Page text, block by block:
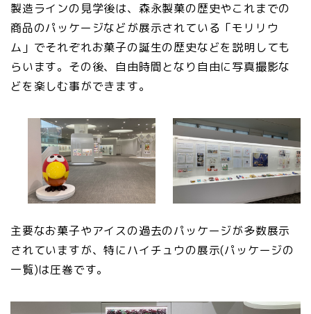
製造ラインの見学後は、森永製菓の歴史やこれまでの
商品のパッケージなどが展示されている「モリリウ
ム」でそれぞれお菓子の誕生の歴史などを説明しても
らいます。その後、自由時間となり自由に写真撮影な
どを楽しむ事ができます。
主要なお菓子やアイスの過去のパッケージが多数展示
されていますが、特にハイチュウの展示(パッケージの
一覧)は圧巻です。